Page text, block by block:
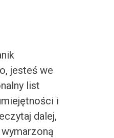
jesteś we
list
i
dalej,